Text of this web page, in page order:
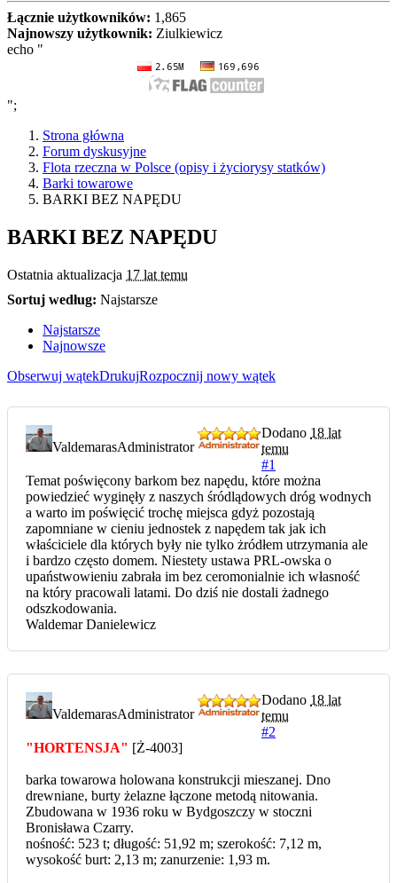
Łącznie użytkowników: 1,865
Najnowszy użytkownik: Ziulkiewicz
echo "
";
Strona główna
Forum dyskusyjne
Flota rzeczna w Polsce (opisy i życiorysy statków)
Barki towarowe
BARKI BEZ NAPĘDU
BARKI BEZ NAPĘDU
Ostatnia aktualizacja 17 lat temu
Sortuj według: Najstarsze
Najstarsze
Najnowsze
Obserwuj wątekDrukujRozpocznij nowy wątek
ValdemarasAdministrator
Dodano 18 lat
temu
#1
Temat poświęcony barkom bez napędu, które można
powiedzieć wyginęły z naszych śródlądowych dróg wodnych
a warto im poświęcić trochę miejsca gdyż pozostają
zapomniane w cieniu jednostek z napędem tak jak ich
właściciele dla których były nie tylko żródłem utrzymania ale
i bardzo często domem. Niestety ustawa PRL-owska o
upaństwowieniu zabrała im bez ceromonialnie ich własność
na który pracowali latami. Do dziś nie dostali żadnego
odszkodowania.
Waldemar Danielewicz
ValdemarasAdministrator
Dodano 18 lat
temu
#2
"HORTENSJA" [Ż-4003]
barka towarowa holowana konstrukcji mieszanej. Dno
drewniane, burty żelazne łączone metodą nitowania.
Zbudowana w 1936 roku w Bydgoszczy w stoczni
Bronisława Czarry.
nośność: 523 t; długość: 51,92 m; szerokość: 7,12 m,
wysokość burt: 2,13 m; zanurzenie: 1,93 m.